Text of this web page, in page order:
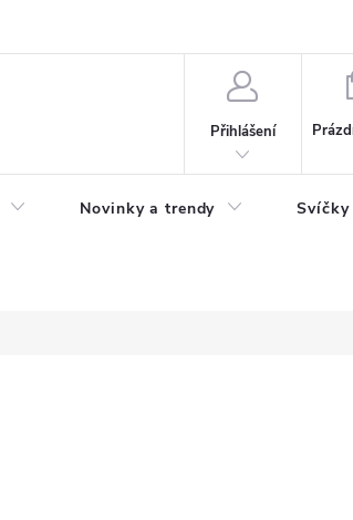
Přihlášení
Novinky a trendy Svíčky